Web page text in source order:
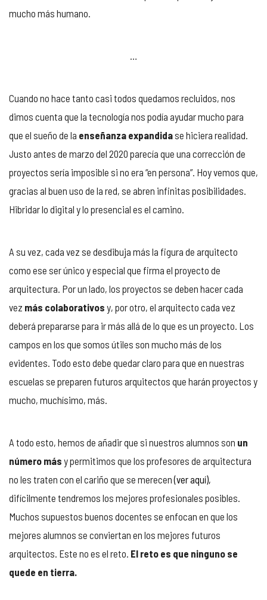
mucho más humano.
Cuando no hace tanto casi todos quedamos recluidos, nos
dimos cuenta que la tecnología nos podía ayudar mucho para
que el sueño de la enseñanza expandidase hiciera realidad.
Justo antes de marzo del 2020 parecía que una corrección de
proyectos sería imposible si no era “en persona”. Hoy vemos que,
gracias al buen uso de la red, se abren infinitas posibilidades.
Hibridar lo digital y lo presencial es el camino.
A su vez, cada vez se desdibuja más la figura de arquitecto
como ese ser único y especial que firma el proyecto de
arquitectura. Por un lado, los proyectos se deben hacer cada
vez más colaborativos y, por otro, el arquitecto cada vez
deberá prepararse para ir más allá de lo que es un proyecto. Los
campos en los que somos útiles son mucho más de los
evidentes. Todo esto debe quedar claro para que en nuestras
escuelas se preparen futuros arquitectos que harán proyectos y
mucho, muchísimo, más.
A todo esto, hemos de añadir que si nuestros alumnos son un
número más y permitimos que los profesores de arquitectura
no les traten con el cariño que se merecen(ver aquí),
difícilmente tendremos los mejores profesionales posibles.
Muchos supuestos buenos docentes se enfocan en que los
mejores alumnos se conviertan en los mejores futuros
arquitectos. Este no es el reto. El reto es que ninguno se
quede en tierra.